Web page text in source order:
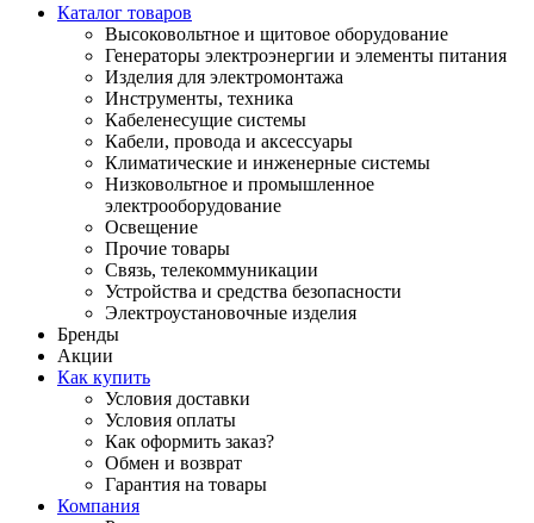
Каталог товаров
Высоковольтное и щитовое оборудование
Генераторы электроэнергии и элементы питания
Изделия для электромонтажа
Инструменты, техника
Кабеленесущие системы
Кабели, провода и аксессуары
Климатические и инженерные системы
Низковольтное и промышленное
электрооборудование
Освещение
Прочие товары
Связь, телекоммуникации
Устройства и средства безопасности
Электроустановочные изделия
Бренды
Акции
Как купить
Условия доставки
Условия оплаты
Как оформить заказ?
Обмен и возврат
Гарантия на товары
Компания